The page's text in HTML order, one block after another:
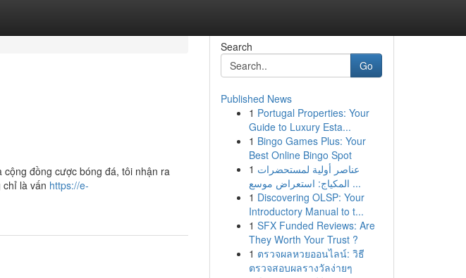
đồng cược bóng đá, tôi nhận ra
chỉ là vấn https://e-
Search
Go
Published News
1 Portugal Properties: Your
Guide to Luxury Esta...
1 Bingo Games Plus: Your
Best Online Bingo Spot
1 عناصر أولية لمستحضرات
المكياج: استعراض موسع ...
1 Discovering OLSP: Your
Introductory Manual to t...
1 SFX Funded Reviews: Are
They Worth Your Trust ?
1 ตรวจผลหวยออนไลน์: วิธี
ตรวจสอบผลรางวัลง่ายๆ